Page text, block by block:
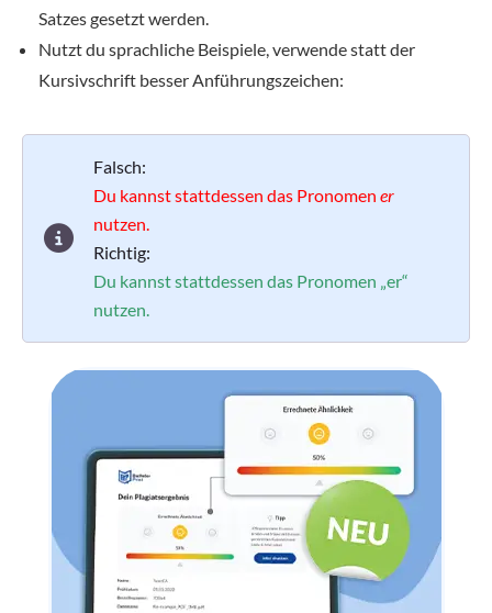
Satzes gesetzt werden.
Nutzt du sprachliche Beispiele, verwende statt der
Kursivschrift besser Anführungszeichen:
Falsch:
Du kannst stattdessen das Pronomen er
nutzen.
Richtig:
Du kannst stattdessen das Pronomen „er“
nutzen.